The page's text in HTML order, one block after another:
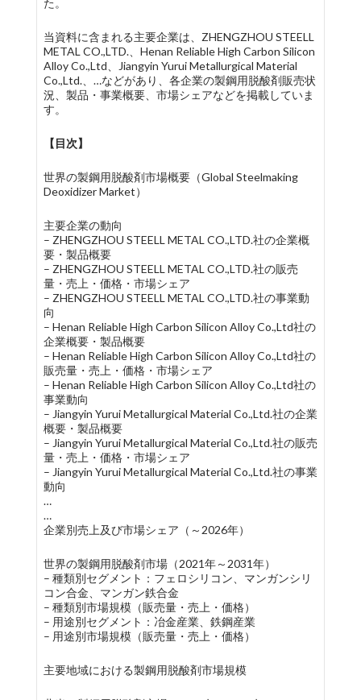
た。
当資料に含まれる主要企業は、ZHENGZHOU STEELL
METAL CO.,LTD.、Henan Reliable High Carbon Silicon
Alloy Co.,Ltd、Jiangyin Yurui Metallurgical Material
Co.,Ltd.、…などがあり、各企業の製鋼用脱酸剤販売状
況、製品・事業概要、市場シェアなどを掲載していま
す。
【目次】
世界の製鋼用脱酸剤市場概要（Global Steelmaking
Deoxidizer Market）
主要企業の動向
– ZHENGZHOU STEELL METAL CO.,LTD.社の企業概
要・製品概要
– ZHENGZHOU STEELL METAL CO.,LTD.社の販売
量・売上・価格・市場シェア
– ZHENGZHOU STEELL METAL CO.,LTD.社の事業動
向
– Henan Reliable High Carbon Silicon Alloy Co.,Ltd社の
企業概要・製品概要
– Henan Reliable High Carbon Silicon Alloy Co.,Ltd社の
販売量・売上・価格・市場シェア
– Henan Reliable High Carbon Silicon Alloy Co.,Ltd社の
事業動向
– Jiangyin Yurui Metallurgical Material Co.,Ltd.社の企業
概要・製品概要
– Jiangyin Yurui Metallurgical Material Co.,Ltd.社の販売
量・売上・価格・市場シェア
– Jiangyin Yurui Metallurgical Material Co.,Ltd.社の事業
動向
…
…
企業別売上及び市場シェア（～2026年）
世界の製鋼用脱酸剤市場（2021年～2031年）
– 種類別セグメント：フェロシリコン、マンガンシリ
コン合金、マンガン鉄合金
– 種類別市場規模（販売量・売上・価格）
– 用途別セグメント：冶金産業、鉄鋼産業
– 用途別市場規模（販売量・売上・価格）
主要地域における製鋼用脱酸剤市場規模